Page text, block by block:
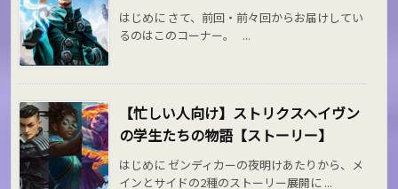
はじめに さて、前回・前々回からお届けしてい
るのはこのコーナー。 ...
【忙しい人向け】ストリクスヘイヴン
の学生たちの物語【ストーリー】
はじめに ゼンディカーの夜明けあたりから、メ
インとサイドの2種のストーリー展開に ...